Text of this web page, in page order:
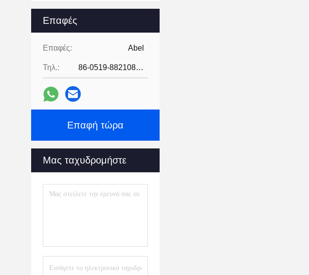
Επαφές
Επαφές: Abel
Τηλ.: 86-0519-88210855
Επαφή τώρα
Μας ταχυδρομήστε